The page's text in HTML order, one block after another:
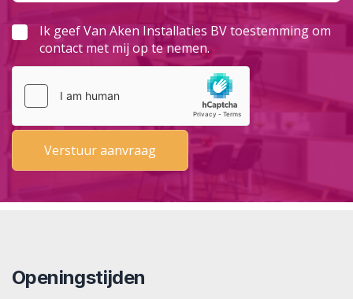
Ik geef Van Aken Installaties BV toestemming om
contact met mij op te nemen.
Openingstijden